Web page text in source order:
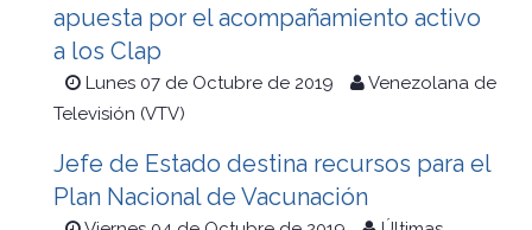
apuesta por el acompañamiento activo
a los Clap
Lunes 07 de Octubre de 2019
Venezolana de
Televisión (VTV)
Jefe de Estado destina recursos para el
Plan Nacional de Vacunación